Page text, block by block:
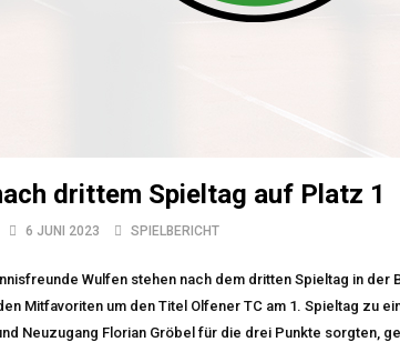
drittem Spieltag auf Platz 1
6 JUNI 2023 SPIELBERICHT
Wulfen stehen nach dem dritten Spieltag in der
Mitfavoriten um den Titel Olfener TC am 1. Spieltag zu
Neuzugang Florian Gröbel für die drei Punkte sorgten,